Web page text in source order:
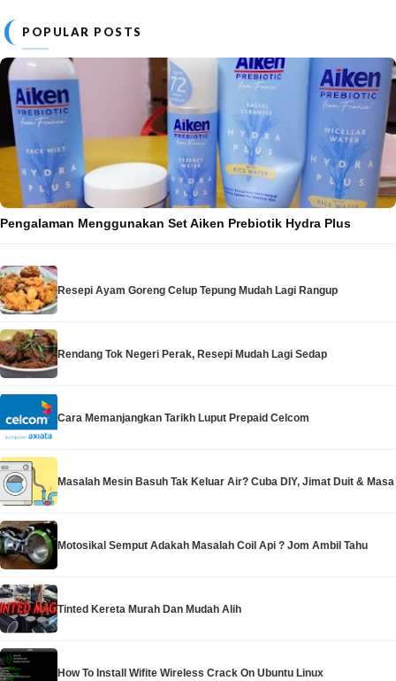
POPULAR POSTS
Pengalaman Menggunakan Set Aiken Prebiotik Hydra Plus
Resepi Ayam Goreng Celup Tepung Mudah Lagi Rangup
Rendang Tok Negeri Perak, Resepi Mudah Lagi Sedap
Cara Memanjangkan Tarikh Luput Prepaid Celcom
Masalah Mesin Basuh Tak Keluar Air? Cuba DIY, Jimat Duit & Masa
Motosikal Semput Adakah Masalah Coil Api ? Jom Ambil Tahu
Tinted Kereta Murah Dan Mudah Alih
How To Install Wifite Wireless Crack On Ubuntu Linux